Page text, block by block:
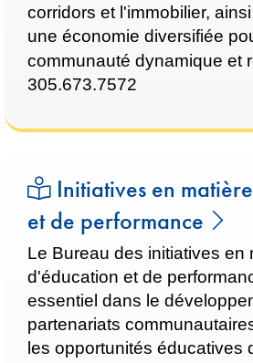
corridors et l'immobilier,
une économie diversifiée
communauté dynamique et
305.673.7572
Initiatives en
et de performance
Le Bureau des initiatives en
d'éducation et de
essentiel dans le
partenariats
les opportunités éducatives